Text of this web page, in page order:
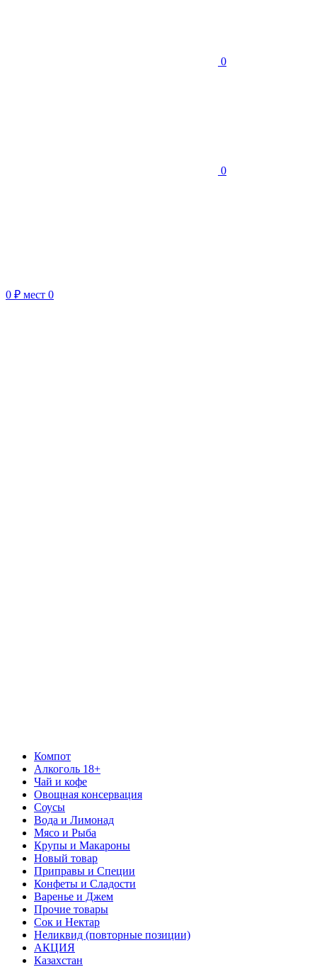
0
0
0 ₽ мест 0
Компот
Алкоголь 18+
Чай и кофе
Овощная консервация
Соусы
Вода и Лимонад
Мясо и Рыба
Крупы и Макароны
Новый товар
Приправы и Специи
Конфеты и Сладости
Варенье и Джем
Прочие товары
Сок и Нектар
Неликвид (повторные позиции)
АКЦИЯ
Казахстан